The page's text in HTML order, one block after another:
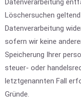
Datenverarbeitung
Löschersuchen
Datenverarbeitung
sofern wir keine
Speicherung Ihrer
steuer- oder
letztgenannten Fall
Gründe.